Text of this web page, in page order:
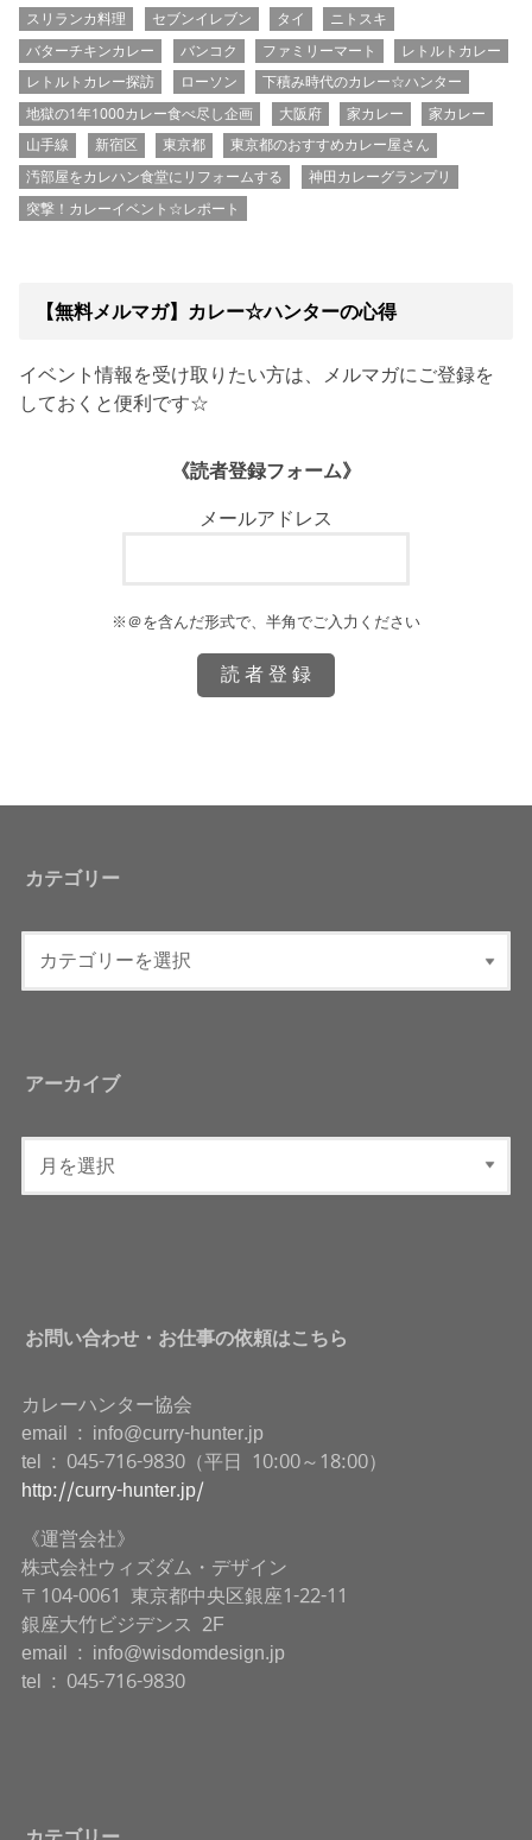
スリランカ料理 セブンイレブン タイ
ニトスキ
バターチキンカレー
バンコク ファミリーマート
レトルトカレー
レトルトカレー探訪
ローソン
下積み時代のカレー☆ハンター
地獄の1年1000カレー食べ尽し企画
大阪府 家カレー
家カレー
山手線
新宿区 東京都
東京都のおすすめカレー屋さん
汚部屋をカレハン食堂にリフォームする
神田カレーグランプリ
突撃！カレーイベント☆レポート
【無料メルマガ】カレー☆ハンターの心得
イベント情報を受け取りたい方は、メルマガにご登録を
しておくと便利です☆
《読者登録フォーム》
メールアドレス
※＠を含んだ形式で、半角でご入力ください
カテゴリー
アーカイブ
お問い合わせ・お仕事の依頼はこちら
カレーハンター協会
email : info@curry-hunter.jp
tel : 045-716-9830（平日 10:00～18:00）
http://curry-hunter.jp/
《運営会社》
株式会社ウィズダム・デザイン
〒104-0061 東京都中央区銀座1-22-11
銀座大竹ビジデンス 2F
email : info@wisdomdesign.jp
tel : 045-716-9830